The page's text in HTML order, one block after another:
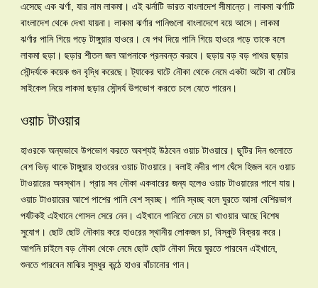
এসেছে এক ঝর্ণা, যার নাম লাকমা। এই ঝর্নাটি ভারত বাংলাদেশ সীমান্তে। লাকমা ঝর্ণাটি
বাংলাদেশ থেকে দেখা যায়না। লাকমা ঝর্ণার পানিগুলো বাংলাদেশে বয়ে আসে। লাকমা
ঝর্ণার পানি গিয়ে পড়ে টাঙ্গুয়ার হাওরে। যে পথ দিয়ে পানি গিয়ে হাওরে পড়ে তাকে বলে
লাকমা ছড়া। ছড়ার শীতল জল আপনাকে প্রনবন্ত করবে। ছড়ায় বড় বড় পাথর ছড়ার
সৌন্দর্যকে কয়েক গুন বৃদ্ধি করেছে। ট্যাকের ঘাটে নৌকা থেকে নেমে একটা অটো বা মোটর
সাইকেল নিয়ে লাকমা ছড়ার সৌন্দর্য উপভোগ করতে চলে যেতে পারেন।
ওয়াচ টাওয়ার
হাওরকে অন্যভাবে উপভোগ করতে অবশ্যই উঠবেন ওয়াচ টাওয়ারে। ছুটির দিন গুলোতে
বেশ ভিড় থাকে টাঙ্গুয়ার হাওরের ওয়াচ টাওয়ারে। বলাই নদীর পাশ ঘেঁসে হিজল বনে ওয়াচ
টাওয়ারের অবস্থান। প্রায় সব নৌকা একবারের জন্য হলেও ওয়াচ টাওয়ারের পাশে যায়।
ওয়াচ টাওয়ারের আশে পাশের পানি বেশ স্বচ্ছ। পানি স্বচ্ছ বলে ঘুরতে আসা বেশিরভাগ
পর্যটকই এইখানে গোসল সেরে নেন। এইখানে পানিতে নেমে চা খাওয়ার আছে বিশেষ
সুযোগ। ছোট ছোট নৌকায় করে হাওরের স্থানীয় লোকজন চা, বিস্কুট বিক্রয় করে।
আপনি চাইলে বড় নৌকা থেকে নেমে ছোট ছোট নৌকা দিয়ে ঘুরতে পারবেন এইখানে,
শুনতে পারবেন মাঝির সুমধুর কন্ঠে হাওর বাঁচানোর গান।